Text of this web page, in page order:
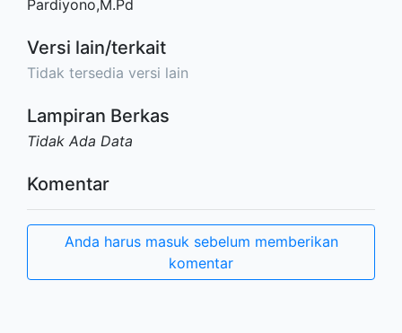
Pardiyono,M.Pd
Versi lain/terkait
Tidak tersedia versi lain
Lampiran Berkas
Tidak Ada Data
Komentar
Anda harus masuk sebelum memberikan
komentar